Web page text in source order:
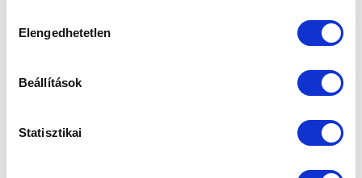
kiválasztása
Elengedhetetlen
Beállítások
Statisztikai